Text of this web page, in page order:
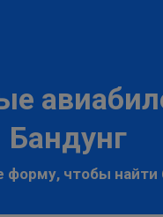
Бандунг
форму, чтобы найти